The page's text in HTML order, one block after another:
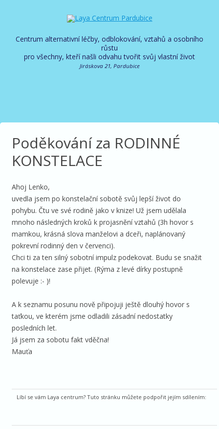
Centrum alternativní léčby, odblokování, vztahů a osobního
růstu
pro všechny, kteří našli odvahu tvořit svůj vlastní život
Jiráskova 21, Pardubice
Poděkování za RODINNÉ
KONSTELACE
Ahoj Lenko,
uvedla jsem po konstelační sobotě svůj lepší život do
pohybu. Čtu ve své rodině jako v knize! Už jsem udělala
mnoho následných kroků k projasnění vztahů (3h hovor s
mamkou, krásná slova manželovi a dceři, naplánovaný
pokrevní rodinný den v červenci).
Chci ti za ten silný sobotní impulz podekovat. Budu se snažit
na konstelace zase přijet. (Rýma z levé dírky postupně
polevuje :- )!
A k seznamu posunu nově připojuji ještě dlouhý hovor s
taťkou, ve kterém jsme odladili zásadní nedostatky
posledních let.
Já jsem za sobotu fakt vděčna!
Mauťa
Líbí se vám Laya centrum? Tuto stránku můžete podpořit jejím sdílením: